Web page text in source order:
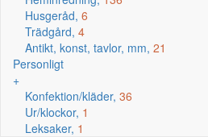
Husgeråd, 6
Trädgård, 4
Antikt, konst, tavlor, mm, 21
Personligt
+
Konfektion/kläder, 36
Ur/klockor, 1
Leksaker, 1